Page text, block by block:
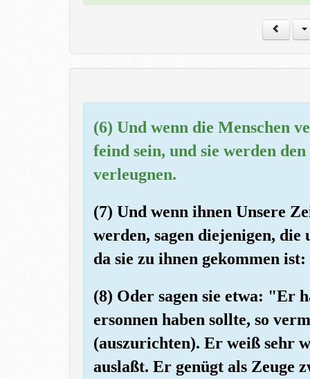
(6) Und wenn die Menschen
feind sein, und sie werden
verleugnen.
(7) Und wenn ihnen Unsere
werden, sagen diejenigen,
da sie zu ihnen gekommen
(8) Oder sagen sie etwa: "Er
ersonnen haben sollte, so
(auszurichten). Er weiß sehr
auslaßt. Er genügt als Zeuge